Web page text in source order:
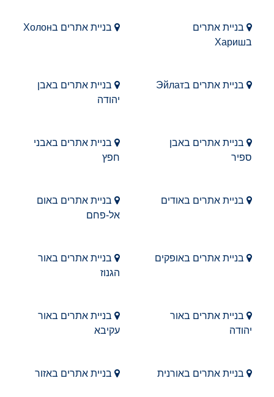
בניית אתרים
בХариш
בניית אתרים בХолон
בניית אתרים בЭйлат
בניית אתרים באבן
יהודה
בניית אתרים באבן
ספיר
בניית אתרים באבני
חפץ
בניית אתרים באודים
בניית אתרים באום
אל-פחם
בניית אתרים באופקים
בניית אתרים באור
הגנוז
בניית אתרים באור
יהודה
בניית אתרים באור
עקיבא
בניית אתרים באורנית בניית אתרים באזור